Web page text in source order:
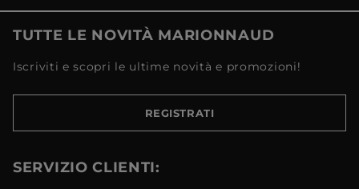
TUTTE LE NOVITÀ MARIONNAUD
Iscriviti e scopri le ultime novità e promozioni!
REGISTRATI
SERVIZIO CLIENTI: